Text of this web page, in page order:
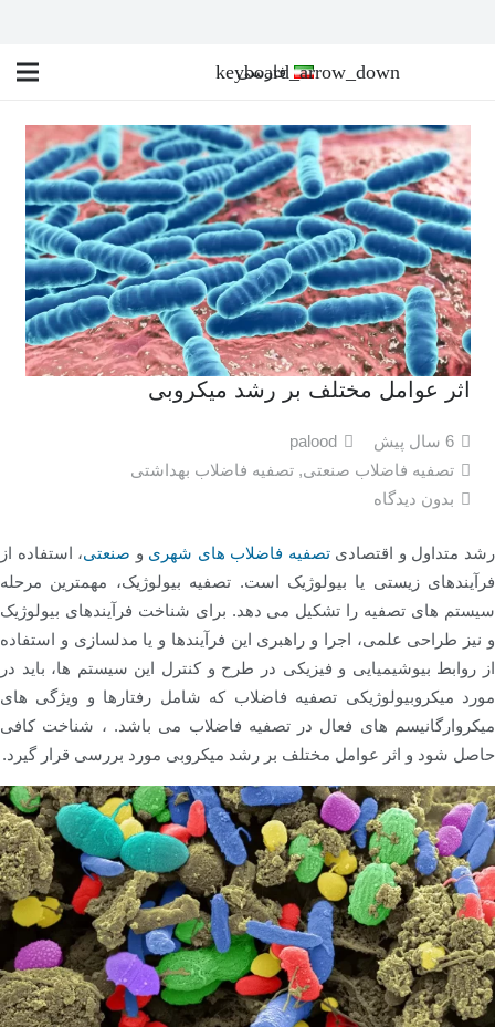
فارسی
اثر عوامل مختلف بر رشد میکروبی
6 سال پیش
palood
تصفیه فاضلاب صنعتی,تصفیه فاضلاب بهداشتی
بدون دیدگاه
رشد متداول و اقتصادیتصفیه فاضلاب های شهری و صنعتی، استفاده از
فرآیندهای زیستی یا بیولوژیک است. تصفیه بیولوژیک، مهمترین مرحله
سیستم های تصفیه را تشکیل می دهد. برای شناخت فرآیندهای بیولوژیک
و نیز طراحی علمی، اجرا و راهبری این فرآیندها و یا مدلسازی و استفاده
از روابط بیوشیمیایی و فیزیکی در طرح و کنترل این سیستم ها، باید در
مورد میکروبیولوژیکی تصفیه فاضلاب که شامل رفتارها و ویژگی های
میکروارگانیسم های فعال در تصفیه فاضلاب می باشد. ، شناخت کافی
حاصل شود و اثر عوامل مختلف بر رشد میکروبی مورد بررسی قرار گیرد.